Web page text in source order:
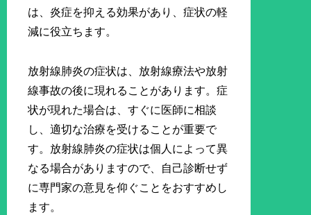
は、炎症を抑える効果があり、症状の軽
減に役立ちます。
放射線肺炎の症状は、放射線療法や放射
線事故の後に現れることがあります。症
状が現れた場合は、すぐに医師に相談
し、適切な治療を受けることが重要で
す。放射線肺炎の症状は個人によって異
なる場合がありますので、自己診断せず
に専門家の意見を仰ぐことをおすすめし
ます。